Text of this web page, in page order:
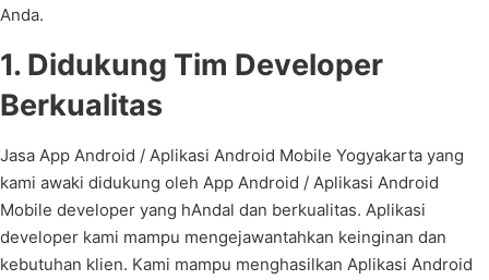
Anda.
1. Didukung Tim Developer
Berkualitas
Jasa App Android / Aplikasi Android Mobile Yogyakarta yang
kami awaki didukung oleh App Android / Aplikasi Android
Mobile developer yang hAndal dan berkualitas. Aplikasi
developer kami mampu mengejawantahkan keinginan dan
kebutuhan klien. Kami mampu menghasilkan Aplikasi Android